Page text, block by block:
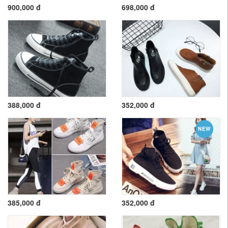
900,000 đ 698,000 đ
388,000 đ 352,000 đ
385,000 đ
NEW
352,000 đ